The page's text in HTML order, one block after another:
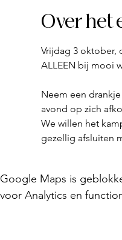
Over het
Vrijdag 3 oktober,
ALLEEN bij mooi
Neem een
avond op zich
We willen het
gezellig afsluiten
Google Maps is
voor Analytics en